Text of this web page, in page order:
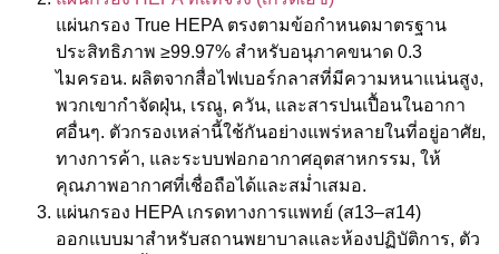
แผ่นกรอง True HEPA ตรงตามข้อกำหนดมาตรฐาน
ประสิทธิภาพ ≥99.97% สำหรับอนุภาคขนาด 0.3
ไมครอน. ผลิตจากสื่อไฟเบอร์กลาสที่มีความหนาแน่นสูง,
พวกเขากำจัดฝุ่น, เรณู, ควัน, และสารปนเปื้อนในอากา
ศอื่นๆ. ตัวกรองเหล่านี้ใช้กันอย่างแพร่หลายในที่อยู่อาศัย,
ทางการค้า, และระบบฟอกอากาศอุตสาหกรรม, ให้
คุณภาพอากาศที่เชื่อถือได้และสม่ำเสมอ.
แผ่นกรอง HEPA เกรดทางการแพทย์ (ส13–ส14)
ออกแบบมาสำหรับสถานพยาบาลและห้องปฏิบัติการ, ตัว